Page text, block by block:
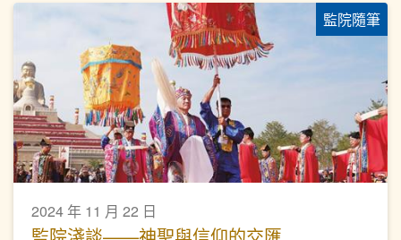
監院隨筆
2024 年 11 月 22 日